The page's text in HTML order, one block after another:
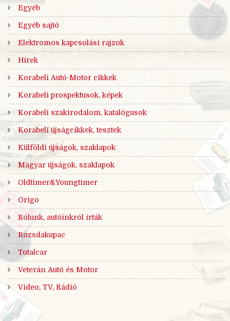
Egyéb
Egyéb sajtó
Elektromos kapcsolási rajzok
Hírek
Korabeli Autó-Motor cikkek
Korabeli prospektusok, képek
Korabeli szakirodalom, katalógusok
Korabeli újságcikkek, tesztek
Külföldi újságok, szaklapok
Magyar újságok, szaklapok
Oldtimer&Youngtimer
Origo
Rólunk, autóinkról írták
Rozsdakupac
Totalcar
Veterán Autó és Motor
Video, TV, Rádió